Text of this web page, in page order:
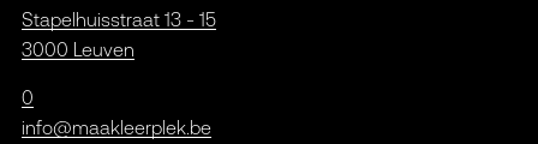
Stapelhuisstraat 13 - 15
3000 Leuven
0
info@maakleerplek.be